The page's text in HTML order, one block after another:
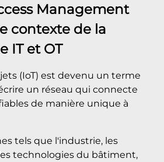
Management
contexte de la
IT et OT
(IoT) est devenu un terme
un réseau qui connecte
de manière unique à
tels que l'industrie, les
technologies du bâtiment,